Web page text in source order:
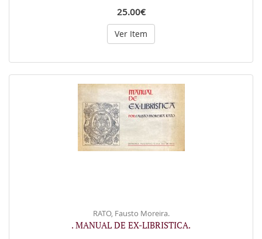
25.00€
Ver Item
RATO, Fausto Moreira.
. MANUAL DE EX-LIBRISTICA.